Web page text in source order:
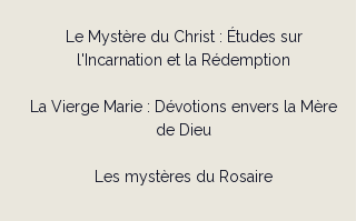
Le Mystère du Christ : Études sur
l'Incarnation et la Rédemption
La Vierge Marie : Dévotions envers la Mère
de Dieu
Les mystères du Rosaire